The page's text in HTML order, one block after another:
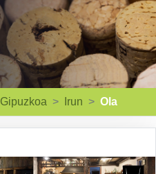
Gipuzkoa Irun Ola